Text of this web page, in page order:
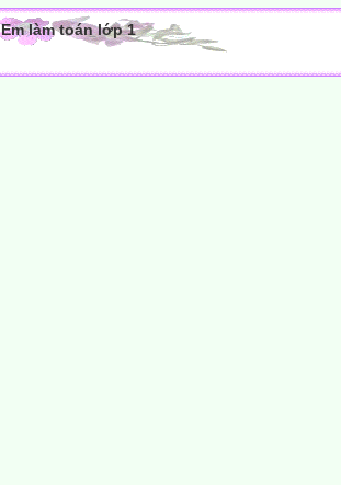
Em làm toán lớp 1